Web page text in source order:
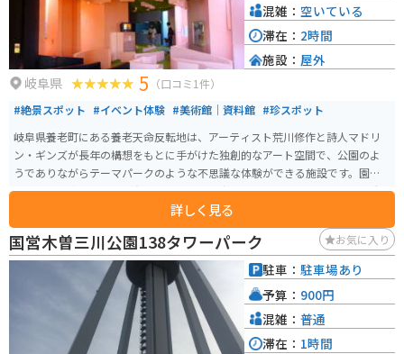
年を通して楽しめます。
岐阜県 5 （口コミ1件）
#絶景スポット #イベント体験 #美術館｜資料館 #珍スポット
岐阜県養老町にある養老天命反転地は、アーティスト荒川修作と詩人マドリ
ン・ギンズが長年の構想をもとに手がけた独創的なアート空間で、公園のよ
うでありながらテーマパークのような不思議な体験ができる施設です。園内
は水平や垂直がほとんど存在せず、斜めの床や歪んだ壁、迷路のような構造
が人間の平衡感覚や遠近感を揺さぶります。 人工的な丘陵地のような地形は
起伏が激しく、急斜面も多いため歩きやすい靴での散策がおすすめです。非
日常的な空間は写真スポットとしても人気が高く、五感を刺激する体験が楽
しめます。駐車場も整備されており、バイクでのアクセスも良好で、養老の
滝など周辺観光とあわせて巡るのにも適したスポットです。
詳しく見る
混雑： 空いている
滞在： 2時間
施設： 屋外
国営木曽三川公園138タワーパーク お気に入り
駐車： 駐車場あり
予算： 900円
混雑： 普通
滞在： 1時間